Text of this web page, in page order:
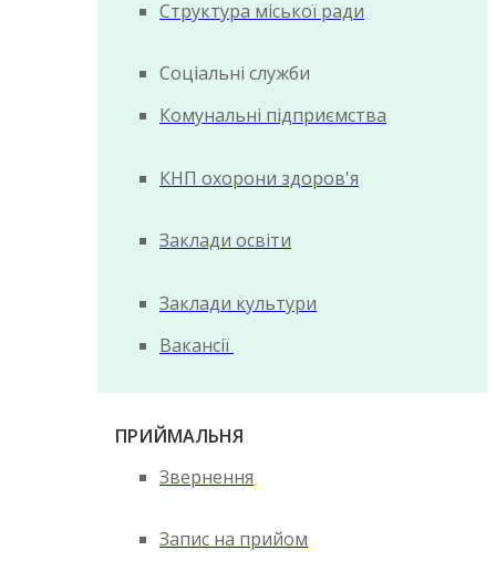
Структура міської ради
Соціальні служби
Комунальні підприємства
КНП охорони здоров'я
Заклади освіти
Заклади культури
Вакансії
ПРИЙМАЛЬНЯ
Звернення
Запис на прийом